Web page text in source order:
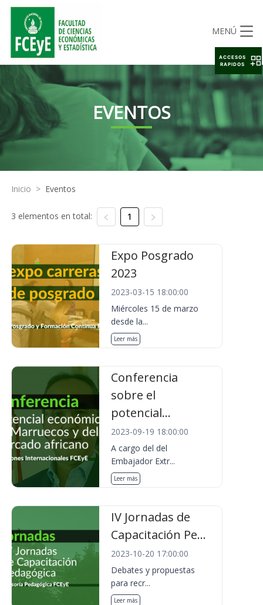
MENÚ
EVENTOS
Inicio > Eventos
3 elementos en total: 1
Expo Posgrado
2023
2023-03-15 18:00:00
Miércoles 15 de marzo
desde la...
Leer más
Conferencia
sobre el
potencial...
2023-09-19 18:00:00
A cargo del del
Embajador Extr...
Leer más
IV Jornadas de
Capacitación Pe...
2023-10-20 17:00:00
Debates y propuestas
para recr...
Leer más
ACCESOS
RAPIDOS